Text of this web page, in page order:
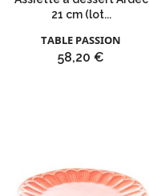
21 cm (lot...
TABLE PASSION
Prix
58,20 €